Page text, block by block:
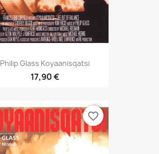
Philip Glass Koyaanisqatsi
17,90 €
favorite_border